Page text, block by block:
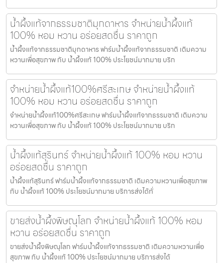
น้ำผึ้งแท้จากธรรมชาติมุกดาหาร จำหน่ายน้ำผึ้งแท้
100% หอม หวาน อร่อยสดชื่น ราคาถูก
น้ำผึ้งแท้จากธรรมชาติมุกดาหาร ฟาร์มน้ำผึ้งแท้จากธรรมชาติ เติมความ
หวานเพื่อสุขภาพ กับ น้ำผึ้งแท้ 100% ประโยชน์มากมาย บริก
จำหน่ายน้ำผึ้งแท้100%ศรีสะเกษ จำหน่ายน้ำผึ้งแท้
100% หอม หวาน อร่อยสดชื่น ราคาถูก
จำหน่ายน้ำผึ้งแท้100%ศรีสะเกษ ฟาร์มน้ำผึ้งแท้จากธรรมชาติ เติมความ
หวานเพื่อสุขภาพ กับ น้ำผึ้งแท้ 100% ประโยชน์มากมาย บริก
น้ำผึ้งแท้สุรินทร์ จำหน่ายน้ำผึ้งแท้ 100% หอม หวาน
อร่อยสดชื่น ราคาถูก
น้ำผึ้งแท้สุรินทร์ ฟาร์มน้ำผึ้งแท้จากธรรมชาติ เติมความหวานเพื่อสุขภาพ
กับ น้ำผึ้งแท้ 100% ประโยชน์มากมาย บริการส่งได้ทั่
ขายส่งน้ำผึ้งพิษณุโลก จำหน่ายน้ำผึ้งแท้ 100% หอม
หวาน อร่อยสดชื่น ราคาถูก
ขายส่งน้ำผึ้งพิษณุโลก ฟาร์มน้ำผึ้งแท้จากธรรมชาติ เติมความหวานเพื่อ
สุขภาพ กับ น้ำผึ้งแท้ 100% ประโยชน์มากมาย บริการส่งได้